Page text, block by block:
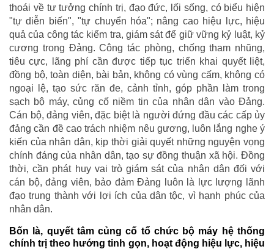
thoái về tư tưởng chính trị, đạo đức, lối sống, có biểu hiện
"tự diễn biến", "tự chuyển hóa"; nâng cao hiệu lực, hiệu
quả của công tác kiểm tra, giám sát để giữ vững kỷ luật, kỷ
cương trong Đảng. Công tác phòng, chống tham nhũng,
tiêu cực, lãng phí cần được tiếp tục triển khai quyết liệt,
đồng bộ, toàn diện, bài bản, không có vùng cấm, không có
ngoại lệ, tạo sức răn đe, cảnh tỉnh, góp phần làm trong
sạch bộ máy, củng cố niềm tin của nhân dân vào Đảng.
Cán bộ, đảng viên, đặc biệt là người đứng đầu các cấp ủy
đảng cần đề cao trách nhiệm nêu gương, luôn lắng nghe ý
kiến của nhân dân, kịp thời giải quyết những nguyện vọng
chính đáng của nhân dân, tạo sự đồng thuận xã hội. Đồng
thời, cần phát huy vai trò giám sát của nhân dân đối với
cán bộ, đảng viên, bảo đảm Đảng luôn là lực lượng lãnh
đạo trung thành với lợi ích của dân tộc, vì hạnh phúc của
nhân dân.
Bốn là, quyết tâm củng cố tổ chức bộ máy hệ thống
chính trị theo hướng tinh gọn, hoạt động hiệu lực, hiệu